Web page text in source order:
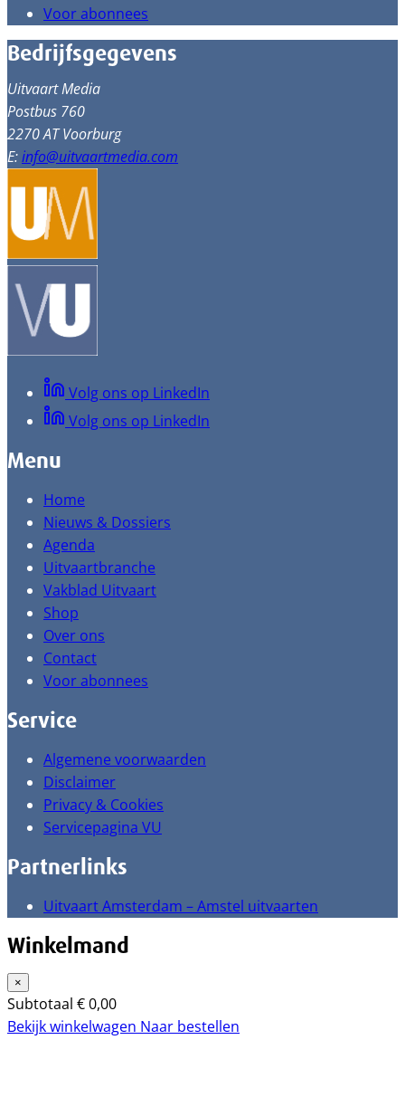
Voor abonnees
Bedrijfsgegevens
Uitvaart Media
Postbus 760
2270 AT Voorburg
E:info@uitvaartmedia.com
Volg ons op LinkedIn
Volg ons op LinkedIn
Menu
Home
Nieuws & Dossiers
Agenda
Uitvaartbranche
Vakblad Uitvaart
Shop
Over ons
Contact
Voor abonnees
Service
Algemene voorwaarden
Disclaimer
Privacy & Cookies
Servicepagina VU
Partnerlinks
Uitvaart Amsterdam – Amstel uitvaarten
Winkelmand
×
Subtotaal €0,00
Bekijk winkelwagen Naar bestellen